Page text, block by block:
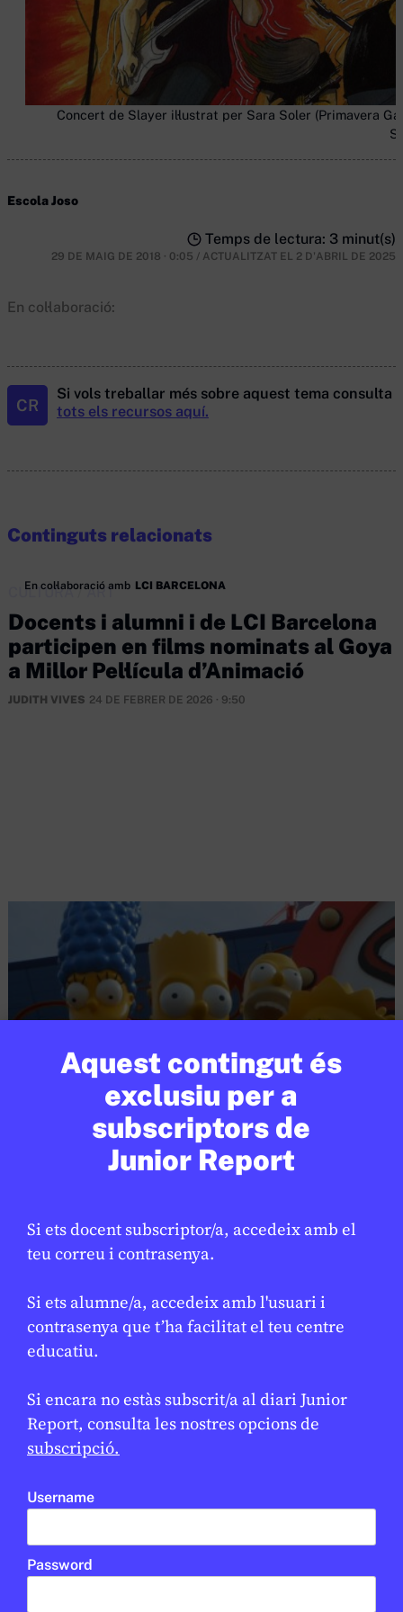
Concert de Slayer il·lustrat per Sara Soler (Primavera
Escola Joso
Temps de lectura: 3 minut(s)
29 DE MAIG DE 2018 · 0:05 / ACTUALITZAT EL 2 D'ABRIL DE 2025
Aquest contingut és
exclusiu per a
subscriptors de
Junior Report
Si ets docent subscriptor/a, accedeix amb el
teu correu i contrasenya.
Si ets alumne/a, accedeix amb l'usuari i
contrasenya que t’ha facilitat el teu centre
educatiu.
Si encara no estàs subscrit/a al diari Junior
Report, consulta les nostres opcions de
subscripció.
Username
Password
En col·laboració:
CR
Si vols treballar més sobre aquest tema consulta
tots els recursos aquí.
Continguts relacionats
En col·laboració amb LCI BARCELONA
CULTURA/ART
Docents i alumni i de LCI Barcelona
participen en films nominats al Goya
a Millor Pel·lícula d’Animació
JUDITH VIVES 24 DE FEBRER DE 2026 · 9:50
CINEMA
JUDITH VIVES 20 DE FEBRER DE 2026 · 6:00
BATXILLERAT
En col·laboració amb LCI BARCELONA
CULTURA